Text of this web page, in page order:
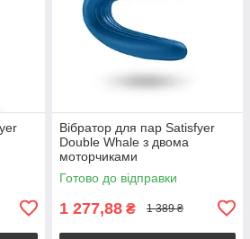
Вібратор для пар Satisfyer
Double Whale з двома
моторчиками
Готово до відправки
1 277,88 ₴ 1 389 ₴